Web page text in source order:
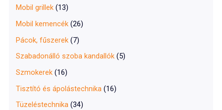
Mobil grillek (13)
Mobil kemencék (26)
Pácok, fűszerek (7)
Szabadonálló szoba kandallók (5)
Szmokerek (16)
Tisztító és ápolástechnika (16)
Tüzeléstechnika (34)